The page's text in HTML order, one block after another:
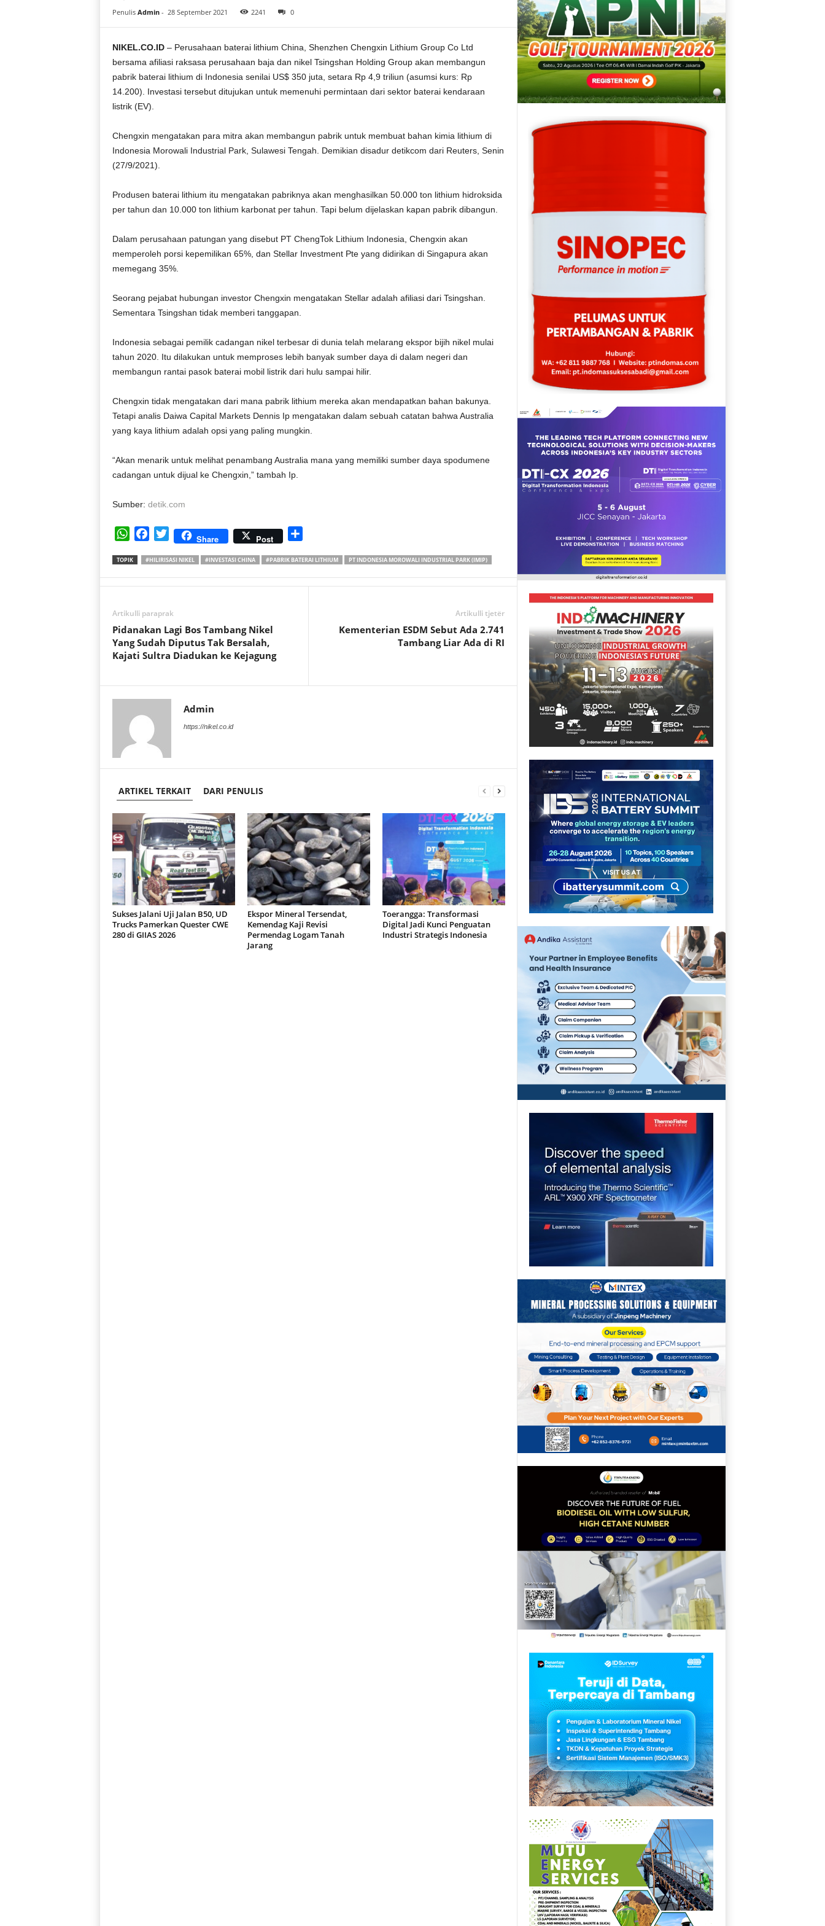
Penulis Admin- 28 September 2021 2241 0
NIKEL.CO.ID– Perusahaan baterai lithium China, Shenzhen Chengxin Lithium Group Co Ltd
bersama afiliasi raksasa perusahaan baja dan nikel Tsingshan Holding Group akan membangun
pabrik baterai lithium di Indonesia senilai US$ 350 juta, setara Rp 4,9 triliun (asumsi kurs: Rp
14.200). Investasi tersebut ditujukan untuk memenuhi permintaan dari sektor baterai kendaraan
listrik (EV).
Chengxin mengatakan para mitra akan membangun pabrik untuk membuat bahan kimia lithium di
Indonesia Morowali Industrial Park, Sulawesi Tengah. Demikian disadur detikcom dari Reuters, Senin
(27/9/2021).
Produsen baterai lithium itu mengatakan pabriknya akan menghasilkan 50.000 ton lithium hidroksida
per tahun dan 10.000 ton lithium karbonat per tahun. Tapi belum dijelaskan kapan pabrik dibangun.
Dalam perusahaan patungan yang disebut PT ChengTok Lithium Indonesia, Chengxin akan
memperoleh porsi kepemilikan 65%, dan Stellar Investment Pte yang didirikan di Singapura akan
memegang 35%.
Seorang pejabat hubungan investor Chengxin mengatakan Stellar adalah afiliasi dari Tsingshan.
Sementara Tsingshan tidak memberi tanggapan.
Indonesia sebagai pemilik cadangan nikel terbesar di dunia telah melarang ekspor bijih nikel mulai
tahun 2020. Itu dilakukan untuk memproses lebih banyak sumber daya di dalam negeri dan
membangun rantai pasok baterai mobil listrik dari hulu sampai hilir.
Chengxin tidak mengatakan dari mana pabrik lithium mereka akan mendapatkan bahan bakunya.
Tetapi analis Daiwa Capital Markets Dennis Ip mengatakan dalam sebuah catatan bahwa Australia
yang kaya lithium adalah opsi yang paling mungkin.
“Akan menarik untuk melihat penambang Australia mana yang memiliki sumber daya spodumene
cadangan untuk dijual ke Chengxin,” tambah Ip.
Sumber: detik.com
W
a
t
p
c
e
k
T
i
t
Share Post
a
r
TOPIK #HILIRISASI NIKEL #INVESTASI CHINA #PABRIK BATERAI LITHIUM PT INDONESIA MOROWALI INDUSTRIAL PARK (IMIP)
Artikulli paraprak
Pidanakan Lagi Bos Tambang Nikel
Yang Sudah Diputus Tak Bersalah,
Kajati Sultra Diadukan ke Kejagung
Artikulli tjetër
Kementerian ESDM Sebut Ada 2.741
Tambang Liar Ada di RI
Admin
https://nikel.co.id
ARTIKEL TERKAIT DARI PENULIS
Sukses Jalani Uji Jalan B50, UD
Trucks Pamerkan Quester CWE
280 di GIIAS 2026
Ekspor Mineral Tersendat,
Kemendag Kaji Revisi
Permendag Logam Tanah
Jarang
Toerangga: Transformasi
Digital Jadi Kunci Penguatan
Industri Strategis Indonesia